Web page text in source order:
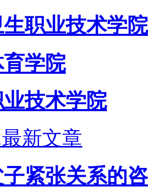
职业技术学院
学院
技术学院
新文章
紧张关系的